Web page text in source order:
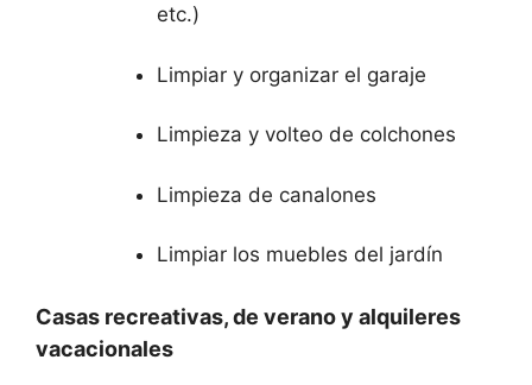
etc.)
Limpiar y organizar el garaje
Limpieza y volteo de colchones
Limpieza de canalones
Limpiar los muebles del jardín
Casas recreativas, de verano y alquileres
vacacionales